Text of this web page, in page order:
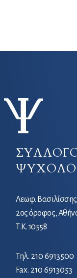
Λεωφ.
2ος όροφος,
Τ.Κ. 10558
Τηλ. 210 6913500
Fax. 210 6913053